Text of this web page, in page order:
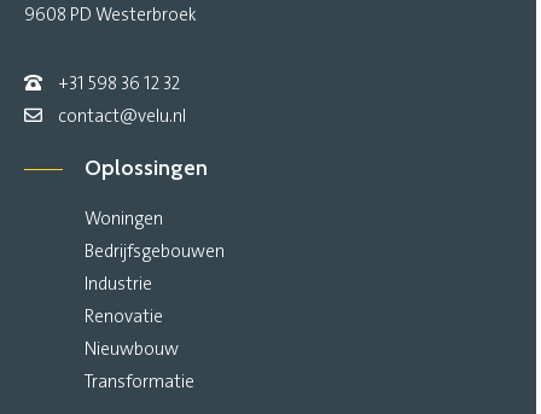
9608 PD Westerbroek
+31 598 36 12 32
contact@velu.nl
Oplossingen
Woningen
Bedrijfsgebouwen
Industrie
Renovatie
Nieuwbouw
Transformatie